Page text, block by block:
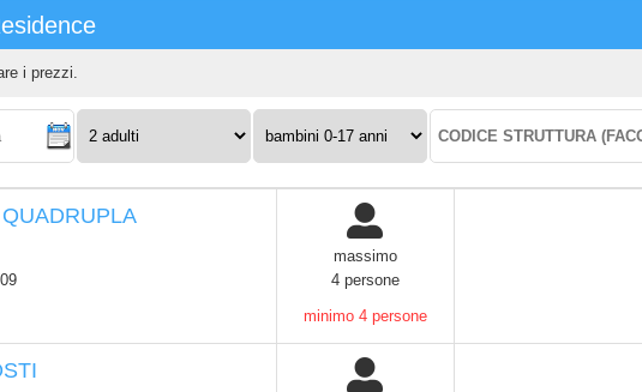
i prezzi.
17
anni:
struttura:
massimo
4 persone
minimo 4 persone